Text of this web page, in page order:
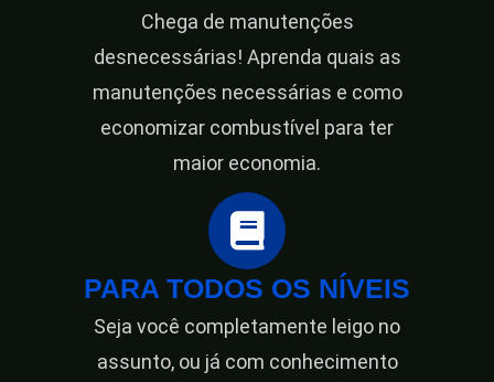
Chega de manutenções
desnecessárias! Aprenda quais as
manutenções necessárias e como
economizar combustível para ter
maior economia.
PARA TODOS OS NÍVEIS
Seja você completamente leigo no
assunto, ou já com conhecimento